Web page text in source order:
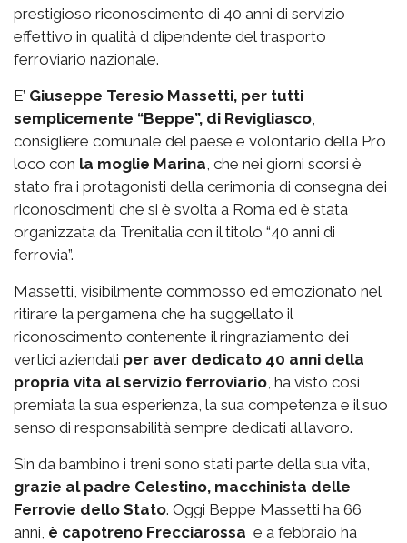
prestigioso riconoscimento di 40 anni di servizio
effettivo in qualità d dipendente del trasporto
ferroviario nazionale.
E’ Giuseppe Teresio Massetti, per tutti
semplicemente “Beppe”, di Revigliasco
consigliere comunale del paese e volontario della Pro
loco con la moglie Marina , che nei giorni scorsi è
stato fra i protagonisti della cerimonia di consegna dei
riconoscimenti che si è svolta a Roma ed è stata
organizzata da Trenitalia con il titolo “40 anni di
ferrovia”.
Massetti, visibilmente commosso ed emozionato nel
ritirare la pergamena che ha suggellato il
riconoscimento contenente il ringraziamento dei
vertici aziendali per aver dedicato 40 anni della
propria vita al servizio ferroviario , ha visto così
premiata la sua esperienza, la sua competenza e il suo
senso di responsabilità sempre dedicati al lavoro.
Sin da bambino i treni sono stati parte della sua vita,
grazie al padre Celestino, macchinista delle
Ferrovie dello Stato. Oggi Beppe Massetti ha 66
anni, è capotreno Frecciarossa e a febbraio ha